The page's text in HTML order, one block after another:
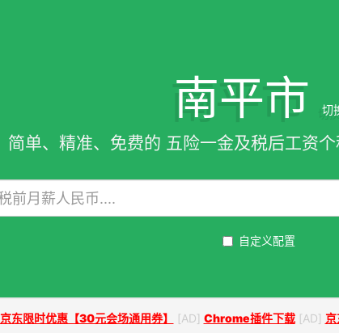
南平市 切
简单、精准、免费的 五险一金及税后工资
自定义配置
京东限时优惠【30元会场通用券】 [AD] Chrome插件下载 [AD]